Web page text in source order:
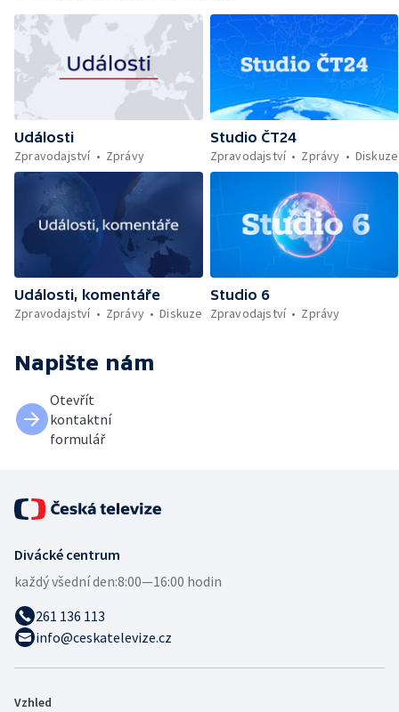
Události
Zpravodajství
Zprávy
Studio ČT24
Zpravodajství
Zprávy Diskuze
Události, komentáře
Zpravodajství
Zprávy Diskuze
Studio 6
Zpravodajství
Zprávy
Napište nám
Otevřít
kontaktní
formulář
Divácké centrum
každý všední den:8:00—16:00 hodin
261 136 113
info@ceskatelevize.cz
Vzhled